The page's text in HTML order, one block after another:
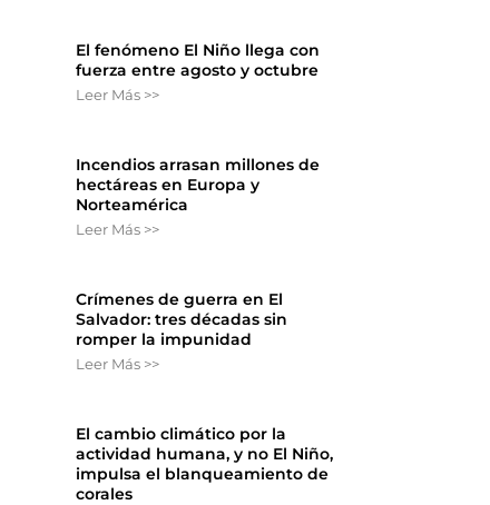
El fenómeno El Niño llega con
fuerza entre agosto y octubre
Leer Más >>
Incendios arrasan millones de
hectáreas en Europa y
Norteamérica
Leer Más >>
Crímenes de guerra en El
Salvador: tres décadas sin
romper la impunidad
Leer Más >>
El cambio climático por la
actividad humana, y no El Niño,
impulsa el blanqueamiento de
corales